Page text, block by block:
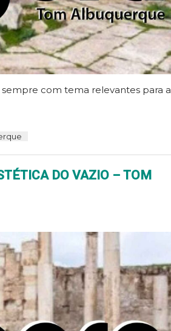
com tema relevantes para a
DO VAZIO – TOM